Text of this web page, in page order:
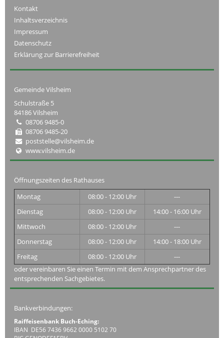
Kontakt
Inhaltsverzeichnis
Impressum
Datenschutz
Erklärung zur Barrierefreiheit
Gemeinde Vilsheim
Schulstraße 5
84186 Vilsheim
08706 9485-0
08706 9485-20
poststelle@vilsheim.de
www.vilsheim.de
Öffnungszeiten des Rathauses
Montag
08:00 - 12:00 Uhr
---
Dienstag
08:00 - 12:00 Uhr
14:00 - 16:00 Uhr
Mittwoch
08:00 - 12:00 Uhr
---
Donnerstag
08:00 - 12:00 Uhr
14:00 - 18:00 Uhr
Freitag
08:00 - 12:00 Uhr
---
oder vereinbaren Sie einen Termin mit dem Ansprechpartner des
entsprechenden Sachgebietes.
Bankverbindungen:
Raiffeisenbank Buch-Eching:
IBAN DE56 7436 9662 0000 5102 70